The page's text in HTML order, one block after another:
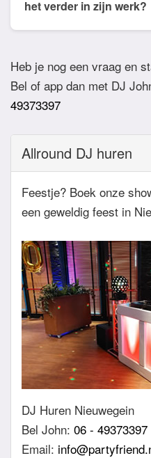
het verder in zijn werk?
zodat het feest
overigens geen
feest eraan komt zullen
hebben betreft de
van de avond.
zowel telefonisch, via e-
Heb je nog een vraag en
Bel of app dan met DJ
49373397
Allround DJ huren
Feestje? Boek onze
een geweldig feest in
DJ Huren Nieuwegein
Bel John: 06 - 49373397
Email: